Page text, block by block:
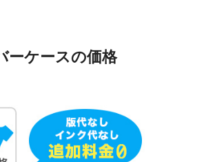
ーケースの価格